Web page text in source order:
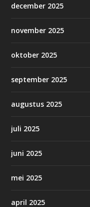
december 2025
november 2025
oktober 2025
september 2025
augustus 2025
juli 2025
juni 2025
mei 2025
april 2025